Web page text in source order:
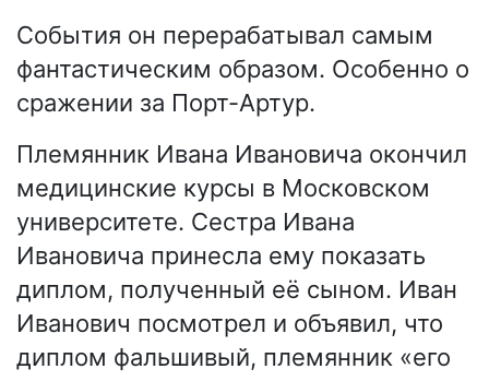
События он перерабатывал самым
фантастическим образом. Особенно о
сражении за Порт-Артур.
Племянник Ивана Ивановича окончил
медицинские курсы в Московском
университете. Сестра Ивана
Ивановича принесла ему показать
диплом, полученный её сыном. Иван
Иванович посмотрел и объявил, что
диплом фальшивый, племянник «его